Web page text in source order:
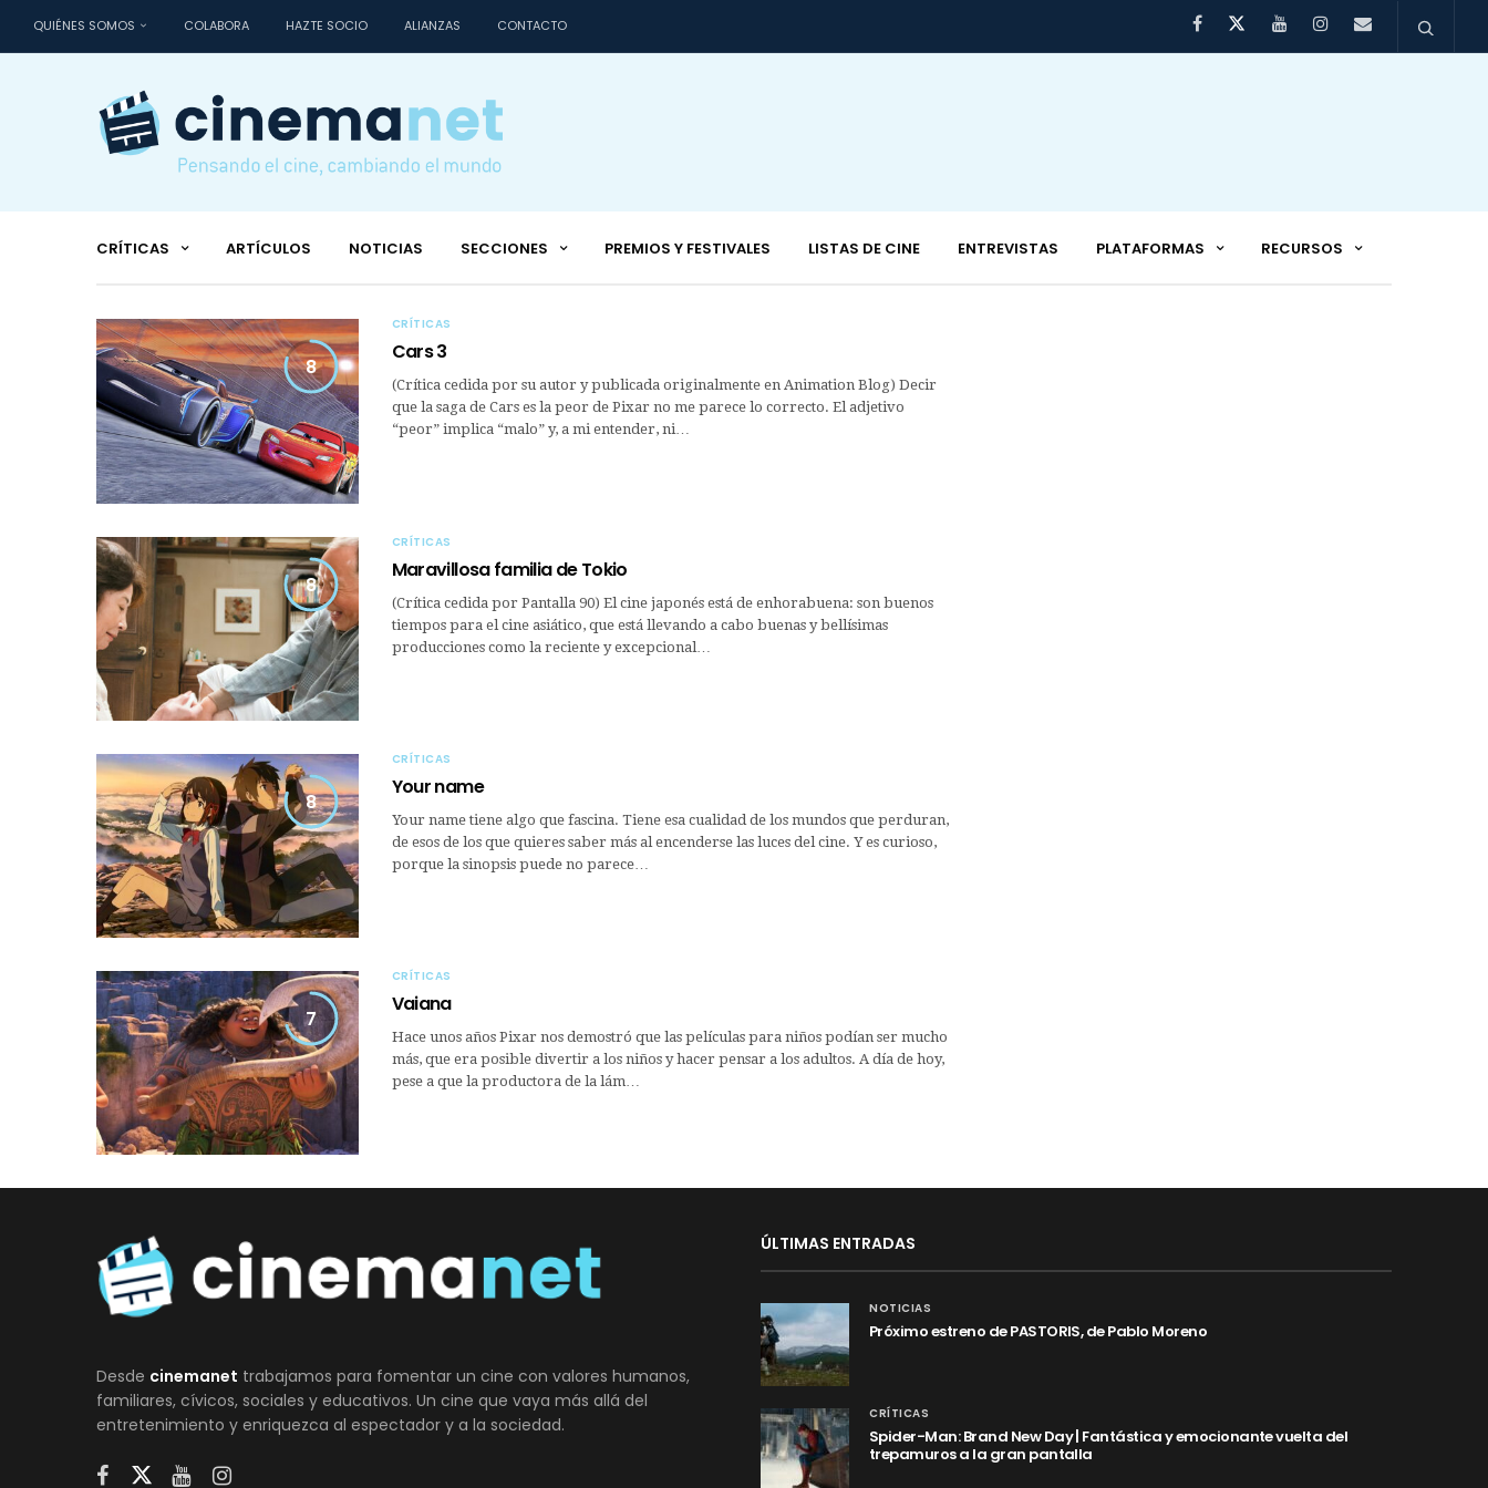
QUIÉNES SOMOS COLABORA HAZTE SOCIO ALIANZAS CONTACTO
CRÍTICAS ARTÍCULOS NOTICIAS SECCIONES PREMIOS Y FESTIVALES LISTAS DE CINE ENTREVISTAS PLATAFORMAS RECURSOS
8
CRÍTICAS
Cars 3
(Crítica cedida por su autor y publicada originalmente en Animation Blog) Decir
que la saga de Cars es la peor de Pixar no me parece lo correcto. El adjetivo
“peor” implica “malo” y, a mi entender, ni…
8
CRÍTICAS
Maravillosa familia de Tokio
(Crítica cedida por Pantalla 90) El cine japonés está de enhorabuena: son buenos
tiempos para el cine asiático, que está llevando a cabo buenas y bellísimas
producciones como la reciente y excepcional…
8
CRÍTICAS
Your name
Your name tiene algo que fascina. Tiene esa cualidad de los mundos que perduran,
de esos de los que quieres saber más al encenderse las luces del cine. Y es curioso,
porque la sinopsis puede no parece…
7
CRÍTICAS
Vaiana
Hace unos años Pixar nos demostró que las películas para niños podían ser mucho
más, que era posible divertir a los niños y hacer pensar a los adultos. A día de hoy,
pese a que la productora de la lám…
Desde cinemanet trabajamos para fomentar un cine con valores humanos,
familiares, cívicos, sociales y educativos. Un cine que vaya más allá del
entretenimiento y enriquezca al espectador y a la sociedad.
ÚLTIMAS ENTRADAS
NOTICIAS
Próximo estreno de PASTORIS, de Pablo Moreno
CRÍTICAS
Spider-Man: Brand New Day | Fantástica y emocionante vuelta del
trepamuros a la gran pantalla